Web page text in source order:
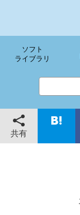
ソフト
ライブラリ
共有